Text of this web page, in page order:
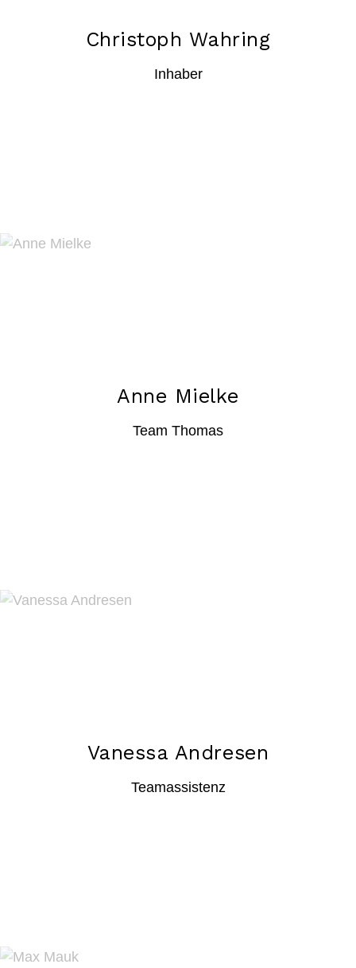
Christoph Wahring
Inhaber
Anne Mielke
Team Thomas
Vanessa Andresen
Teamassistenz